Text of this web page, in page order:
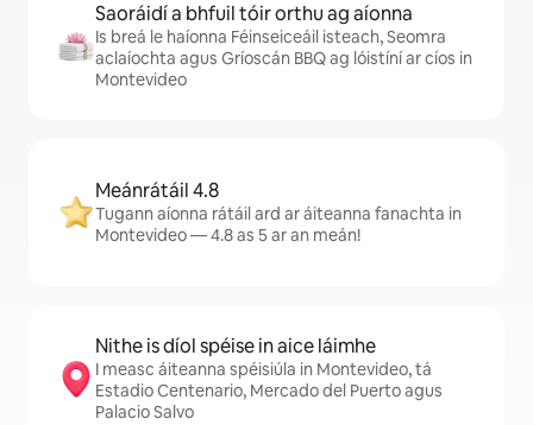
Saoráidí a bhfuil tóir orthu ag aíonna
Is breá le haíonna Féinseiceáil isteach, Seomra
aclaíochta agus Gríoscán BBQ ag lóistíní ar cíos in
Montevideo
Meánrátáil 4.8
Tugann aíonna rátáil ard ar áiteanna fanachta in
Montevideo — 4.8 as 5 ar an meán!
Nithe is díol spéise in aice láimhe
I measc áiteanna spéisiúla in Montevideo, tá
Estadio Centenario, Mercado del Puerto agus
Palacio Salvo